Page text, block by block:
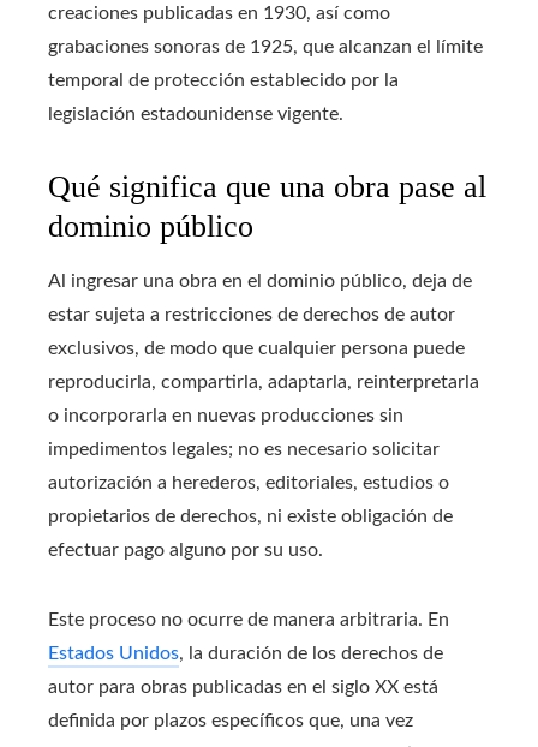
creaciones publicadas en 1930, así como
grabaciones sonoras de 1925, que alcanzan el límite
temporal de protección establecido por la
legislación estadounidense vigente.
Qué significa que una obra pase al
dominio público
Al ingresar una obra en el dominio público, deja de
estar sujeta a restricciones de derechos de autor
exclusivos, de modo que cualquier persona puede
reproducirla, compartirla, adaptarla, reinterpretarla
o incorporarla en nuevas producciones sin
impedimentos legales; no es necesario solicitar
autorización a herederos, editoriales, estudios o
propietarios de derechos, ni existe obligación de
efectuar pago alguno por su uso.
Este proceso no ocurre de manera arbitraria. En
Estados Unidos, la duración de los derechos de
autor para obras publicadas en el siglo XX está
definida por plazos específicos que, una vez